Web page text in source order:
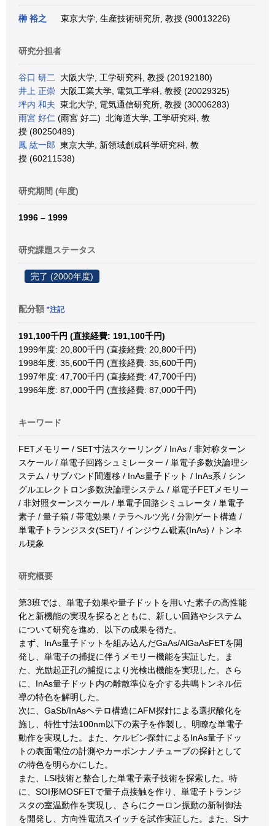
榊 裕之 東京大学, 生産技術研究所, 教授 (90013226)
研究分担者
谷口 研二
大阪大学, 工学研究科, 教授 (20192180)
井上 正崇 大阪工業大学, 電気工学科, 教授 (20029325)
坪内 和夫 東北大学, 電気通信研究所, 教授 (30006283)
雨宮 好仁 (雨宮 好二) 北海道大学, 工学研究科, 教
授 (80250489)
鳳 紘一郎 東京大学, 新領域創成科学研究科, 教
授 (60211538)
研究期間 (年度)
1996 – 1999
研究課題ステータス
完了 (2000年度)
配分額 *注記
191,100千円 (直接経費: 191,100千円)
1999年度: 20,800千円 (直接経費: 20,800千円)
1998年度: 35,600千円 (直接経費: 35,600千円)
1997年度: 47,700千円 (直接経費: 47,700千円)
1996年度: 87,000千円 (直接経費: 87,000千円)
キーワード
FETメモリー / SET寸法スケーリング / InAs / 非対称ターン
スケール / 単電子回路シュミレーター / 単電子多数決論理シ
ステム / サブバンド間遷移 / InAs量子ドット / InAs系 / シン
グルエレクトロン多数決論理システム / 単電子FETメモリー
/ 非対照ターンスケール / 単電子回路シミュレータ / 単電子
素子 / 量子箱 / 帯電効果 / テラヘルツ光 / 分割ゲート構造 /
単電子トランジスタ(SET) / インジウム砒素(InAs) / トンネ
ル現象
研究概要
第3班では、単電子効果や量子ドットを用いた素子の高性能
化と新機能の実現を探るとともに、新しい回路やシステム
について研究を進め、以下の成果を得た。
まず、InAs量子ドットを組み込んだGaAs/AlGaAsFETを開
発し、単電子の捕捉に伴うメモリー機能を実証した。ま
た、光励起正孔の捕捉により光検出機能を実現した。さら
に、InAs量子ドット内の離散準位を介する共鳴トンネル伝
導の特色を解明した。
次に、GaSb/InAsヘテロ構造にAFM探針による選択酸化を
施し、特性寸法100nm以下の素子を作製し、明瞭な単電子
動作を実現した。また、ケルビン探針によるInAs量子ドッ
トの表面電位の計測やカーボンナノチューブの探針として
の特色を明らかにした。
また、LSI技術と整合した単電子素子技術を探索した。特
に、SOI形MOSFETで量子点接触を作り、単電子トランジ
スタの室温動作を実現し、さらにクーロン振動の新制御法
を開発し、方向性電流スイッチを試作実証した。また、Siナ